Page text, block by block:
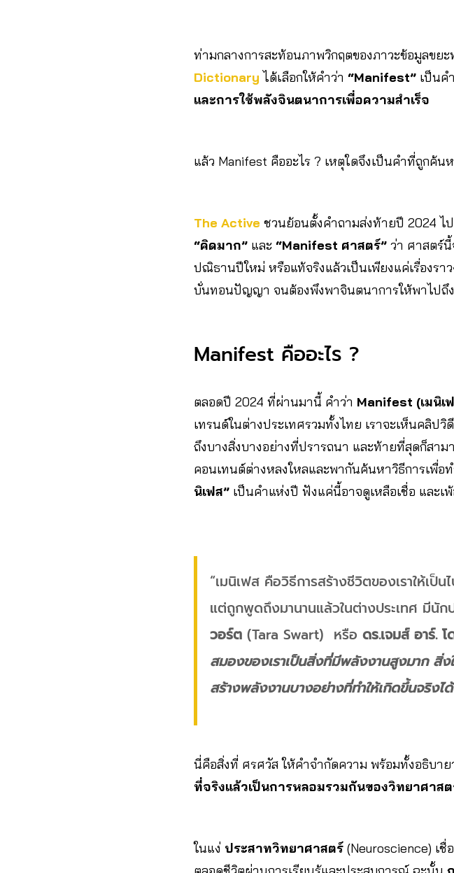
ท่ามกลางการสะท้อนภาพวิกฤตของภาวะข้อมูลข
Dictionary ได้เลือกให้คำว่า “Manifest” เป็นค
และการใช้พลังจินตนาการเพื่อความสำเร็จ
แล้ว Manifest คืออะไร ? เหตุใดจึงเป็นคำที่ถูกค้
The Active ชวนย้อนตั้งคำถามส่งท้ายปี 2024 ไ
“คิดมาก” และ “Manifest ศาสตร์” ว่า ศาสตร์นี้
ปณิธานปีใหม่ หรือแท้จริงแล้วเป็นเพียงแค่เรื่องร
บั่นทอนปัญญา จนต้องพึงพาจินตนาการให้พาไปถึ
Manifest คืออะไร ?
ตลอดปี 2024 ที่ผ่านมานี้ คำว่า Manifest (เมนิเ
เทรนด์ในต่างประเทศรวมทั้งไทย เราจะเห็นคลิป
ถึงบางสิ่งบางอย่างที่ปรารถนา และท้ายที่สุดก็สาม
คอนเทนต์ต่างหลงใหลและพากันค้นหาวิธีการเพื่อ
นิเฟส” เป็นคำแห่งปี ฟังแค่นี้อาจดูเหลือเชื่อ และเ
“เมนิเฟส คือวิธีการสร้างชีวิตของเราให้เป็
แต่ถูกพูดถึงมานานแล้วในต่างประเทศ มีนัก
วอร์ต (Tara Swart) หรือ ดร.เจมส์ อาร์.
สมองของเราเป็นสิ่งที่มีพลังงานสูงมาก สิ่ง
สร้างพลังงานบางอย่างที่ทำให้เกิดขึ้นจริงได้
นี่คือสิ่งที่ ศรศวัส ให้คำจำกัดความ พร้อมทั้งอธิบา
ที่จริงแล้วเป็นการหลอมรวมกันของวิทยาศา
ในแง่ ประสาทวิทยาศาสตร์ (Neuroscience) เ